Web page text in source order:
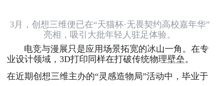
3月，创想三维便已在“天猫杯·无畏契约高校嘉年华”
亮相，吸引大批年轻人驻足体验。
电竞与漫展只是应用场景拓宽的冰山一角。在专
业设计领域，3D打印同样在打破传统物理壁垒。
在近期创想三维主办的“灵感造物局”活动中，毕业于